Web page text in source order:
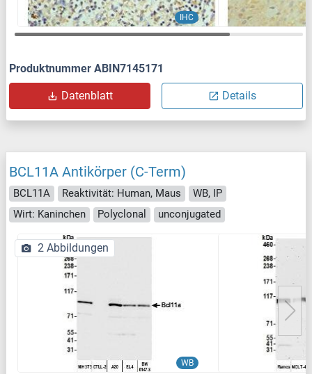
IHC
Produktnummer ABIN7145171
Datenblatt Details
BCL11A Antikörper (C-Term)
BCL11A Reaktivität: Human, Maus
WB, IP
Wirt: Kaninchen
Polyclonal unconjugated
WB
2 Abbildungen